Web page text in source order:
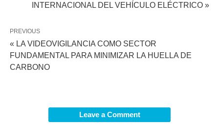
INTERNACIONAL DEL VEHÍCULO ELÉCTRICO »
PREVIOUS
« LA VIDEOVIGILANCIA COMO SECTOR
FUNDAMENTAL PARA MINIMIZAR LA HUELLA DE
CARBONO
Leave a Comment